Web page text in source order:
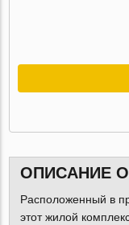
ОПИСАНИЕ
Расположенный в
этот жилой